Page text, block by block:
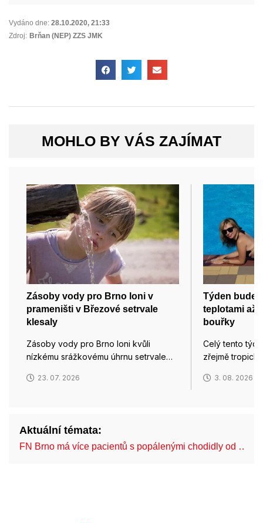
Vydáno dne: 28.10.2020, 21:33
Zdroj: Brňan (NEP) ZZS JMK
MOHLO BY VÁS ZAJÍMAT
Zásoby vody pro Brno loni v
prameništi v Březové setrvale
klesaly
Zásoby vody pro Brno loni kvůli
nízkému srážkovému úhrnu setrvale…
23. 07. 2026
Týden bude
teplotami až
bouřky
Celý tento
zřejmě
3. 08. 2026
Aktuální témata:
FN Brno má více pacientů s popálenými chodidly od …